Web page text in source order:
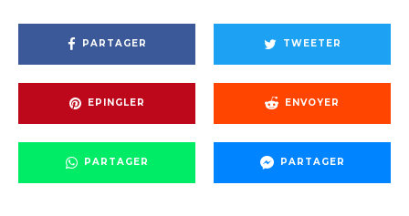
PARTAGER TWEETER
EPINGLER ENVOYER
PARTAGER PARTAGER